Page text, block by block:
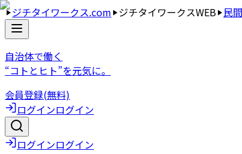
ジチタイワークス.com ジチタイワークスWEB 民
自治体で働く
“コトとヒト”を元気に。
会員登録(無料)
ログインログイン
ログインログイン